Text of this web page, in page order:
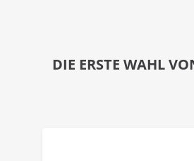
DIE ERSTE WAHL